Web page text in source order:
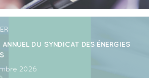
DU SYNDICAT DES ÉNERGIES
2026